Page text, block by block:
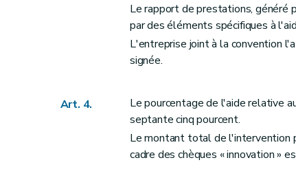
Le rapport de prestations,
par des éléments spécifiques à
L'entreprise joint à la convention
signée.
Art. 4.
Le pourcentage de l'aide relative
septante cinq pourcent.
Le montant total de l'intervention
cadre des chèques « innovation »